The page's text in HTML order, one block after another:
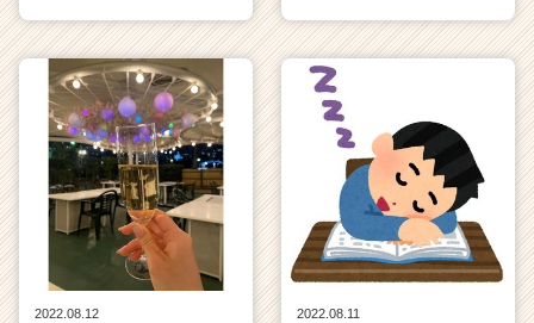
2022.08.12
2022.08.11